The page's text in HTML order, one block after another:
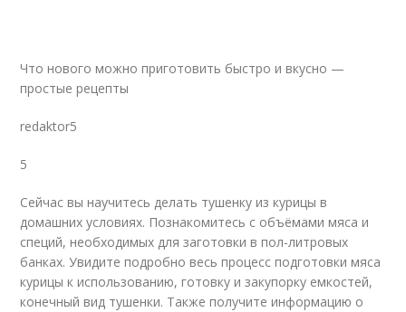
Что нового можно приготовить быстро и вкусно —
простые рецепты
redaktor5
5
Сейчас вы научитесь делать тушенку из курицы в
домашних условиях. Познакомитесь с объёмами мяса и
специй, необходимых для заготовки в пол-литровых
банках. Увидите подробно весь процесс подготовки мяса
курицы к использованию, готовку и закупорку емкостей,
конечный вид тушенки. Также получите информацию о